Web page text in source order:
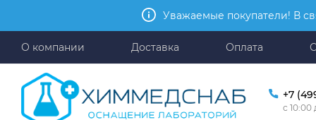
Уважаемые покупатели! В
О компании Доставка Оплата
+7
с